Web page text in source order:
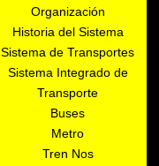
Organización
Historia del Sistema
Sistema de Transportes
Sistema Integrado de
Transporte
Buses
Metro
Tren Nos